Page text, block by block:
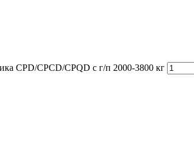
CPD/CPCD/CPQD с г/п 2000-3800 кг